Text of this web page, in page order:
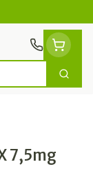
Zoek
7,5mg